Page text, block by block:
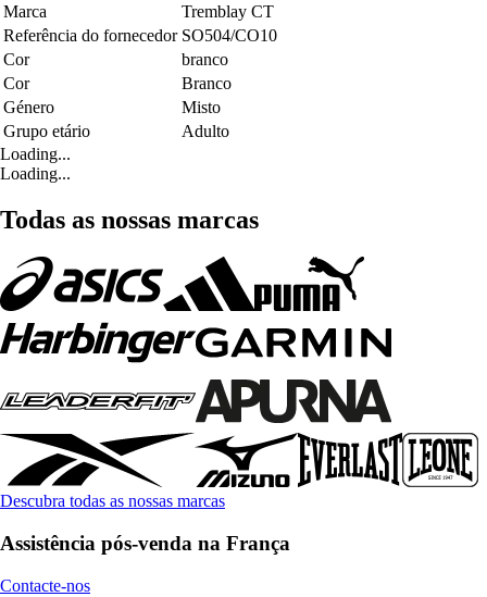
Marca
Tremblay CT
Referência do fornecedor SO504/CO10
Cor
branco
Cor
Branco
Género
Misto
Grupo etário
Adulto
Loading...
Loading...
Todas as nossas marcas
Descubra todas as nossas marcas
Assistência pós-venda na França
Contacte-nos